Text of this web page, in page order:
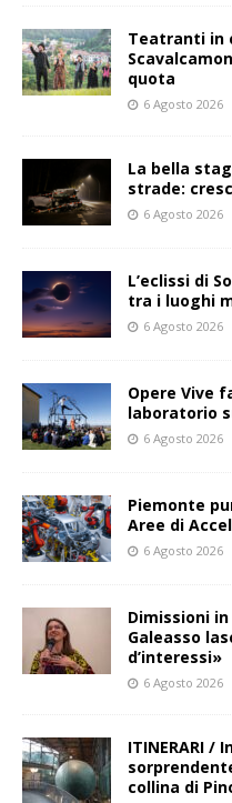
Teatranti in
quota
6 Agosto 2026
La bella
strade:
6 Agosto 2026
L’eclissi di
tra i luoghi
6 Agosto 2026
Opere Vive
laboratorio
6 Agosto 2026
Piemonte
Aree di
6 Agosto 2026
Dimissioni
Galeasso
d’interessi»
6 Agosto 2026
ITINERARI /
collina di